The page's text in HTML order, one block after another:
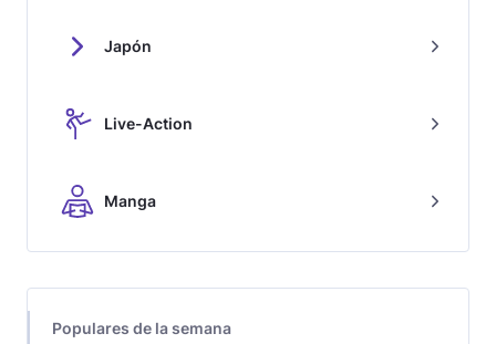
Japón
Live-Action
Manga
Populares de la semana